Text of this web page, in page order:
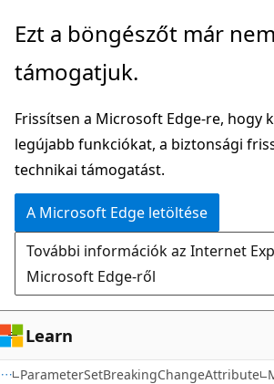
Ugrás
fő
Tovább
oldalon
navigációra
Ezt a böngészőt már nem
támogatjuk.
Frissítsen a Microsoft Edge-re, hogy
legújabb funkciókat, a biztonsági
technikai támogatást.
A Microsoft Edge letöltése
További információk az Internet
Microsoft Edge-ről
Learn
ParameterSetBreakingChangeAttribute